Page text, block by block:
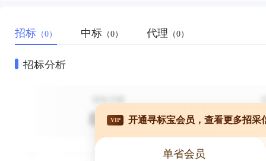
招标 （0） 中标 （0） 代理 （0）
招标分析
VIP 开通寻标宝会员，查看更多招采
单省会员